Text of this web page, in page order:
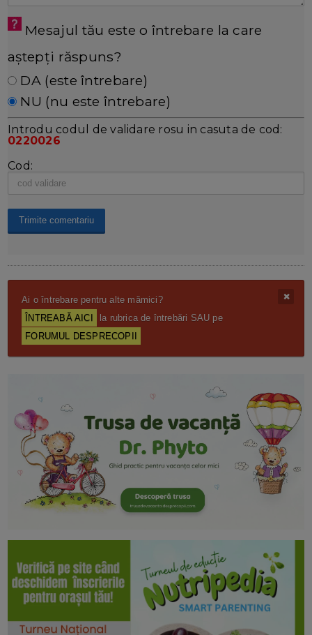
Mesajul tău este o întrebare la care
aștepți răspuns?
DA (este întrebare)
NU (nu este întrebare)
Introdu codul de validare rosu in casuta de cod:
0220026
Cod:
Ai o întrebare pentru alte mămici?
ÎNTREABĂ AICI
la rubrica de întrebări SAU pe
FORUMUL DESPRECOPII